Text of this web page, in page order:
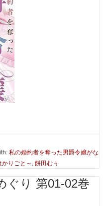
私の婚約者を奪った男爵令嬢がな
かりごと～ ,餅田むぅ
ぐり 第01-02巻